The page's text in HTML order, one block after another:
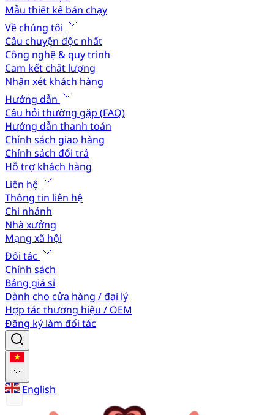
Mẫu thiết kế bán chạy
Về chúng tôi
Câu chuyện độc nhất
Công nghệ & quy trình
Cam kết chất lượng
Nhận xét khách hàng
Hướng dẫn
Câu hỏi thường gặp (FAQ)
Hướng dẫn thanh toán
Chính sách giao hàng
Chính sách đổi trả
Hỗ trợ khách hàng
Liên hệ
Thông tin liên hệ
Chi nhánh
Nhà xưởng
Mạng xã hội
Đối tác
Chính sách
Bảng giá sỉ
Dành cho cửa hàng / đại lý
Hợp tác thương hiệu / OEM
Đăng ký làm đối tác
English